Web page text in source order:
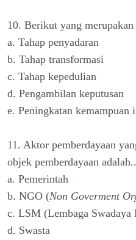
10. Berikut yang
a. Tahap penyadaran
b. Tahap transformasi
c. Tahap kepedulian
d. Pengambilan keputusan
e. Peningkatan kemampuan
11. Aktor pemberdayaan
objek pemberdayaan
a. Pemerintah
b. NGO (Non Goverment
c. LSM (Lembaga Swadaya
d. Swasta